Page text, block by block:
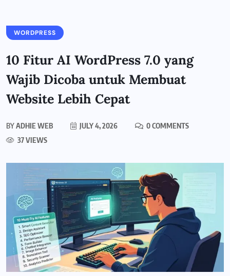
WORDPRESS
10 Fitur AI WordPress 7.0 yang
Wajib Dicoba untuk Membuat
Website Lebih Cepat
BYADHIE WEB JULY 4, 2026
0 COMMENTS
37 VIEWS